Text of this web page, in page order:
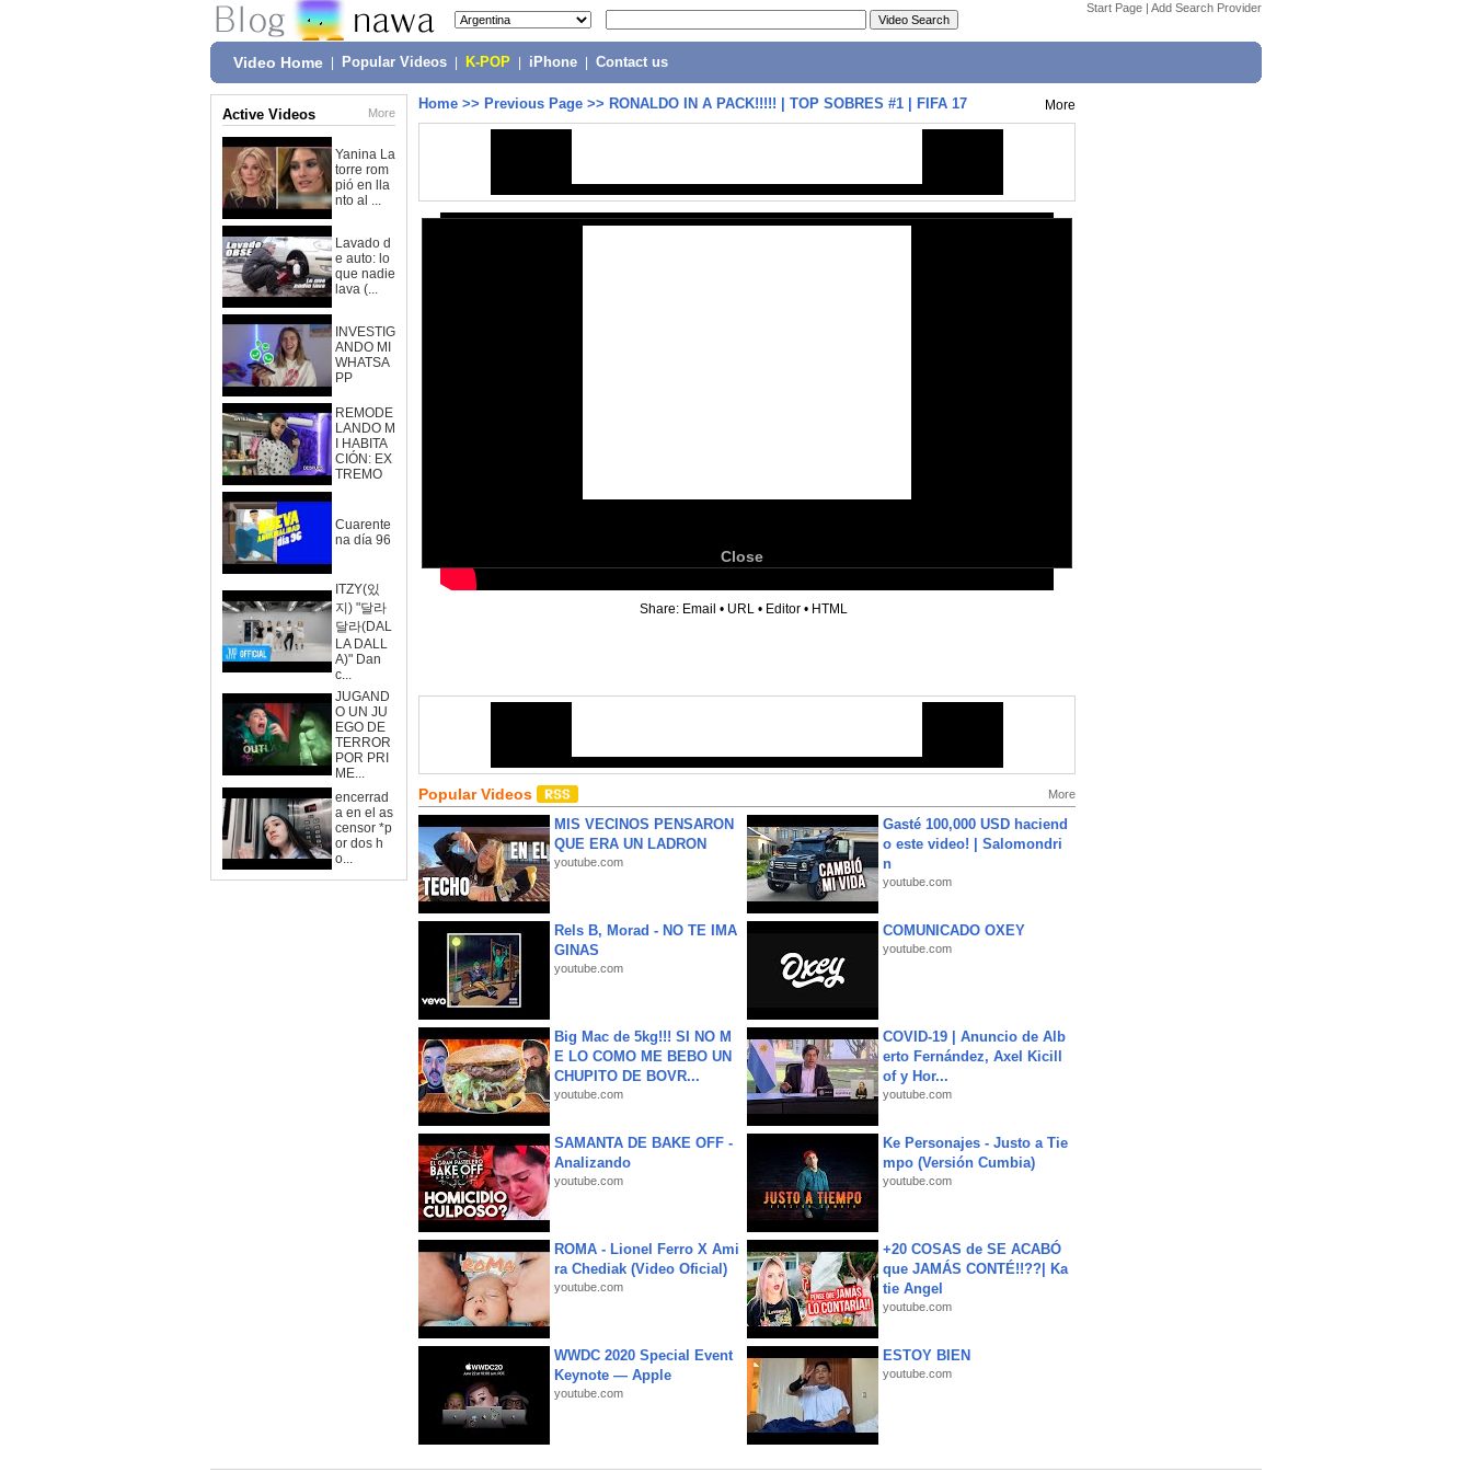
Start Page | Add Search Provider
Video Home Popular Videos K-POP iPhone Contact us
Active Videos More
Yanina La
torre rom
pió en lla
nto al ...
Lavado d
e auto: lo
que nadie
lava (...
INVESTIG
ANDO MI
WHATSA
PP
REMODE
LANDO M
I HABITA
CIÓN: EX
TREMO
Cuarente
na día 96
ITZY(있
지) "달라
달라(DAL
LA DALL
A)" Dan
c...
JUGAND
O UN JU
EGO DE
TERROR
POR PRI
ME...
encerrad
a en el as
censor *p
or dos h
o...
Home >> Previous Page >> RONALDO IN A PACK!!!!! | TOP SOBRES #1 | FIFA 17 More
Close
Share: Email • URL • Editor • HTML
Popular Videos More
MIS VECINOS PENSARON
QUE ERA UN LADRON
youtube.com
Gasté 100,000 USD haciend
o este video! | Salomondri
n
youtube.com
Rels B, Morad - NO TE IMA
GINAS
youtube.com
COMUNICADO OXEY
youtube.com
Big Mac de 5kg!!! SI NO M
E LO COMO ME BEBO UN
CHUPITO DE BOVR...
youtube.com
COVID-19 | Anuncio de Alb
erto Fernández, Axel Kicill
of y Hor...
youtube.com
SAMANTA DE BAKE OFF -
Analizando
youtube.com
Ke Personajes - Justo a Tie
mpo (Versión Cumbia)
youtube.com
ROMA - Lionel Ferro X Ami
ra Chediak (Video Oficial)
youtube.com
+20 COSAS de SE ACABÓ
que JAMÁS CONTÉ!!??| Ka
tie Angel
youtube.com
WWDC 2020 Special Event
Keynote — Apple
youtube.com
ESTOY BIEN
youtube.com